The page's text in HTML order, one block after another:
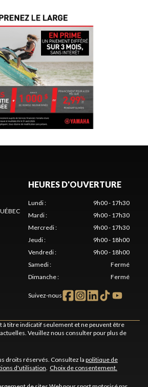
HEURES D'OUVERTURE
Lundi:
9h00 - 17h30
Mardi:
9h00 - 17h30
Mercredi:
9h00 - 17h30
Jeudi:
9h00 - 18h00
Vendredi:
9h00 - 18h00
Samedi:
Fermé
Dimanche: Fermé
Suivez-nous
à titre indicatif seulement et ne peuvent être
Veuillez nous consulter pour plus de
droits réservés. Consultez la politique de
d'utilisation. Choix de consentement.